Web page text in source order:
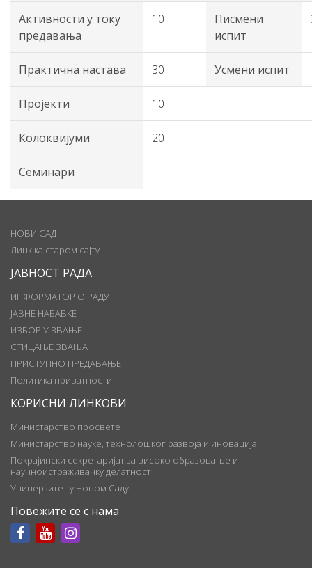
Активности у току
предавања
10
Писмени
испит
Практична настава 30 Усмени испит
Пројекти 10
Колоквијуми 20
Семинари
НОВИ САД
Линк ка старом сајту
ЈАВНОСТ РАДА
ИНФОРМАТОР О РАДУ
ЈАВНЕ НАБАВКЕ
ИЗБОР У ЗВАЊЕ
СТИЦАЊЕ ЗВАЊА
ПРИСТУПНО ПРЕДАВАЊЕ
Политика приватности
КОРИСНИ ЛИНКОВИ
Министарство просвете
Министарство науке, технолошког развоја и иновација
Покрајински секретаријат за високо образовање и
научноистраживачку делатност
Универзитет у Новом Саду
Повежите се с нама